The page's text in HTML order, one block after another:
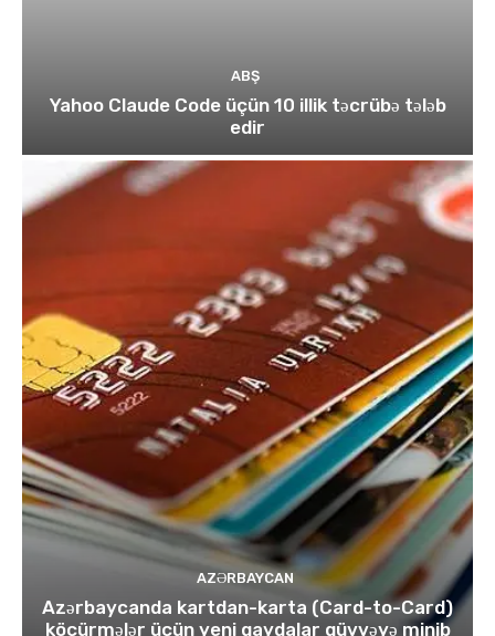
ABŞ
Yahoo Claude Code üçün 10 illik təcrübə tələb
edir
AZƏRBAYCAN
Azərbaycanda kartdan-karta (Card-to-Card)
köçürmələr üçün yeni qaydalar qüvvəyə minib